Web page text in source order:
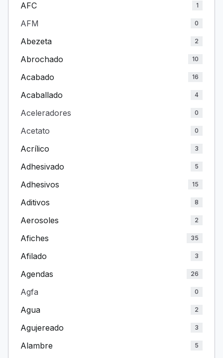
AFC 1
AFM 0
Abezeta 2
Abrochado 10
Acabado 16
Acaballado 4
Aceleradores 0
Acetato 0
Acrílico 3
Adhesivado 5
Adhesivos 15
Aditivos 8
Aerosoles 2
Afiches 35
Afilado 3
Agendas 26
Agfa 0
Agua 2
Agujereado 3
Alambre 5